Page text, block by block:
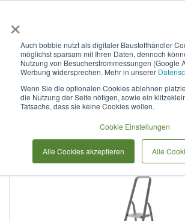
×
Auch bobbie nutzt als digitaler Baustoffhändler
möglichst sparsam mit Ihren Daten, dennoch
Nutzung von Besucherstrommessungen (Google
Werbung widersprechen. Mehr in unserer
Wenn Sie die optionalen Cookies ablehnen
die Nutzung der Seite nötigen, sowie ein
Tatsache, dass sie keine Cookies wollen.
Cookie Einstellungen
Alle Cookies akzeptieren Alle
Stufenleiter aus
1132 1x8
Bildergalerie
springen